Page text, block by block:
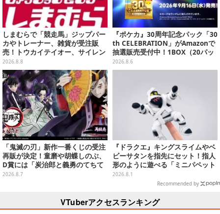
しまむらで「競走馬」ジップパー
カやトレーナー、雑貨が受注販
売！トウカイテイオー、サイレン
ススズカなど名馬をデザイン
2026.8.8
『ポケカ』30周年記念パック「30
th CELEBRATION」がAmazonで
抽選販売受付中！1BOX（20パッ
ク入り）
2026.8.6
「鬼滅の刃」新作一番くじの受注
再販が決定！童磨や胡蝶しのぶ、
D賞には「炭治郎と義勇のてちて
ちフィギュア」も
2026.8.7
『ドラクエ』キングスライムやベ
ビーサタンを指先にセット！指人
形のように遊べる「ミニパペット
ぬいぐるみ」が楽しい
2026.8.1
Recommended by
VTuberアクセスランキング